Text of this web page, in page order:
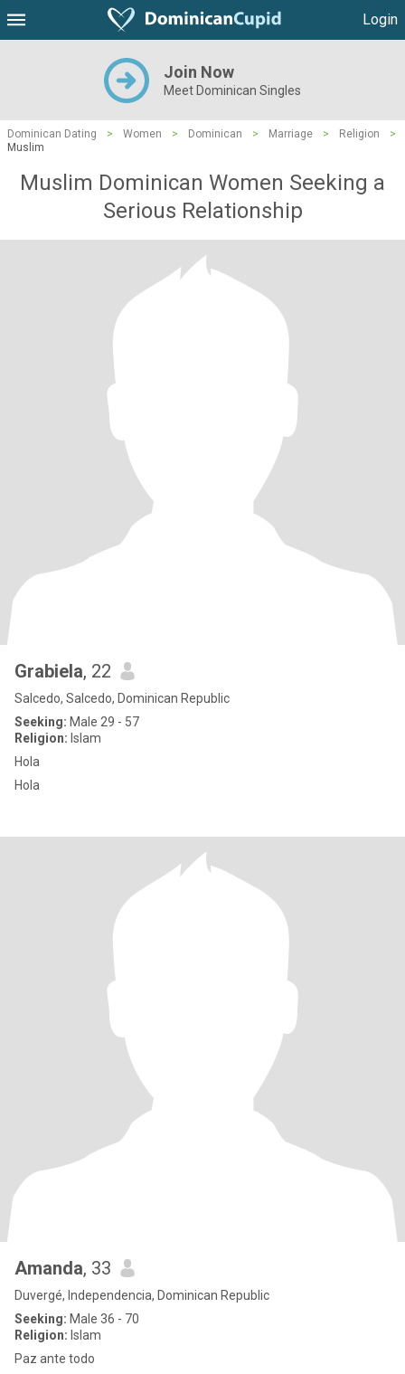
Login
Join Now
Meet Dominican Singles
Dominican Dating > Women > Dominican > Marriage > Religion
>
Muslim
Muslim Dominican Women Seeking a
Serious Relationship
Grabiela, 22
Salcedo, Salcedo, Dominican Republic
Seeking: Male 29 - 57
Religion: Islam
Hola
Hola
Amanda, 33
Duvergé, Independencia, Dominican Republic
Seeking: Male 36 - 70
Religion: Islam
Paz ante todo